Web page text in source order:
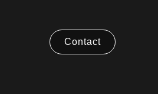
Contact